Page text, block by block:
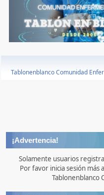
Tablonenblanco Comunidad
¡Advertencia!
Solamente usuarios
Por favor inicia sesión más
Tablonenblanco